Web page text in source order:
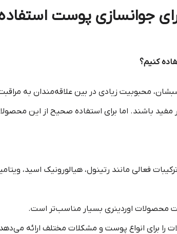
جوانسازی پوست
کنیم؟
محبوبیت زیادی در بین علاقه‌مندان به
باشند. اما برای استفاده صحیح از این
محصولات اوردینری بسیار مناسب‌تر است.
را برای انواع پوست و مشکلات مختلف ارائه